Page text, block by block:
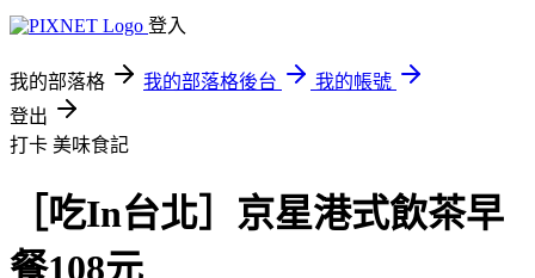
登入
我的部落格 我的部落格後台
我的帳號
登出
打卡 美味食記
［吃In台北］京星港式飲茶早
餐108元